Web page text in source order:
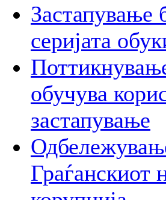
Застапување
серијата
обучува
застапување
Граѓанскиот